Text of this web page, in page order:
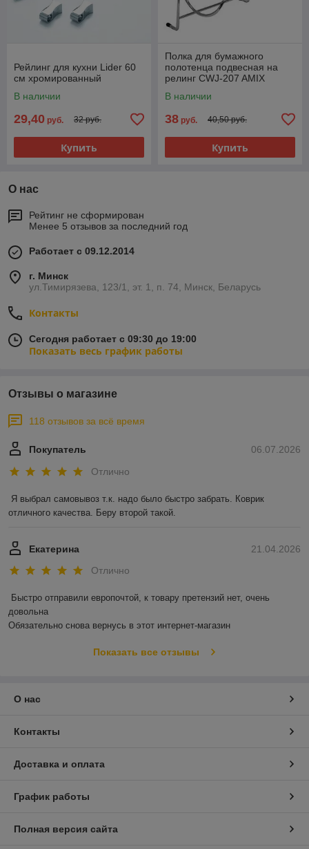
Рейлинг для кухни Lider 60
см хромированный
В наличии
29,40 руб. 32 руб.
Купить
Полка для бумажного
полотенца подвесная на
релинг CWJ-207 AMIX
В наличии
38 руб. 40,50 руб.
Купить
О нас
Рейтинг не сформирован
Менее 5 отзывов за последний год
Работает с 09.12.2014
г. Минск
ул.Тимирязева, 123/1, эт. 1, п. 74, Минск, Беларусь
Контакты
Сегодня работает с 09:30 до 19:00
Показать весь график работы
Отзывы о магазине
118 отзывов за всё время
06.07.2026
Покупатель
Отлично
Я выбрал самовывоз т.к. надо было быстро забрать. Коврик
отличного качества. Беру второй такой.
21.04.2026
Екатерина
Отлично
Быстро отправили европочтой, к товару претензий нет, очень
довольна
Обязательно снова вернусь в этот интернет-магазин
Показать все отзывы
О нас
Контакты
Доставка и оплата
График работы
Полная версия сайта